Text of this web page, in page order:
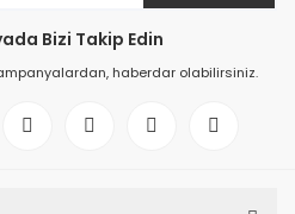
Bizi Takip Edin
haberdar olabilirsiniz.